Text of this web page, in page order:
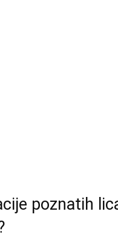
poznatih